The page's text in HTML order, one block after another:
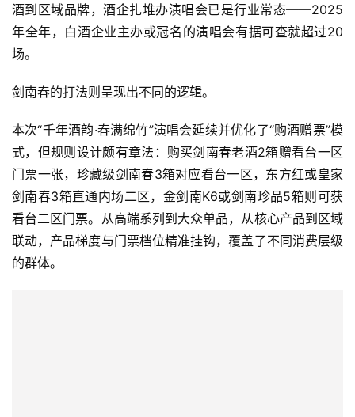
酒到区域品牌，酒企扎堆办演唱会已是行业常态——2025
年全年，白酒企业主办或冠名的演唱会有据可查就超过20
场。
剑南春的打法则呈现出不同的逻辑。
本次“千年酒韵·春满绵竹”演唱会延续并优化了“购酒赠票”模
式，但规则设计颇有章法：购买剑南春老酒2箱赠看台一区
门票一张，珍藏级剑南春3箱对应看台一区，东方红或皇家
剑南春3箱直通内场二区，金剑南K6或剑南珍品5箱则可获
看台二区门票。从高端系列到大众单品，从核心产品到区域
联动，产品梯度与门票档位精准挂钩，覆盖了不同消费层级
的群体。